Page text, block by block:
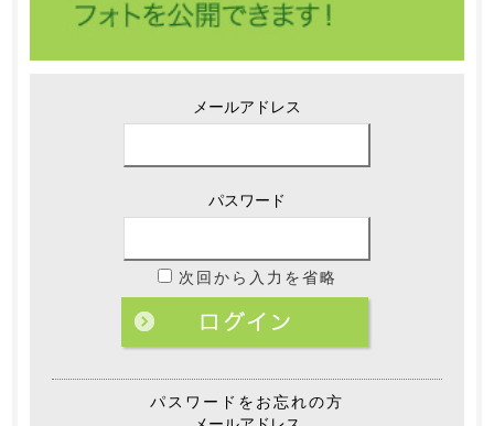
メールアドレス
パスワード
次回から入力を省略
パスワードをお忘れの方